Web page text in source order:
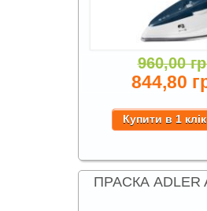
960,00
844,80
ПРАСКА ADLER